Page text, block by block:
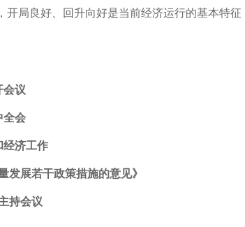
局良好、回升向好是当前经济运行的基本特征
议
全会
济工作
展若干政策措施的意见》
持会议